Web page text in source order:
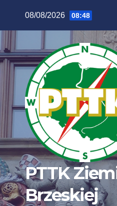
08/08/2026 08:48
PTTK
Brzeskiej